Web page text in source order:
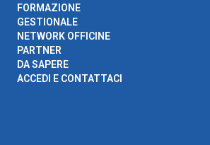
FORMAZIONE
GESTIONALE
NETWORK OFFICINE
PARTNER
DA SAPERE
ACCEDI E CONTATTACI